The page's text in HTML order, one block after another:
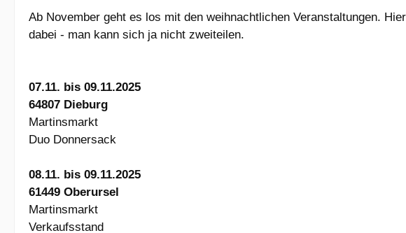
Ab November geht es los mit den weihnachtlichen Veranstaltungen.
dabei - man kann sich ja nicht zweiteilen.
07.11. bis 09.11.2025
64807 Dieburg
Martinsmarkt
Duo Donnersack
08.11. bis 09.11.2025
61449 Oberursel
Martinsmarkt
Verkaufsstand